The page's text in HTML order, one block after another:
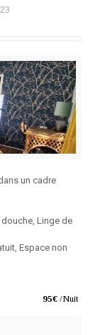
un cadre
douche, Linge de
Espace non
95€/Nuit